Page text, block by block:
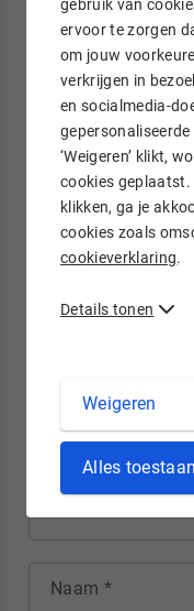
gebruik van
ervoor te zorgen
om jouw
verkrijgen in
en socialmedia-
‘Weigeren’ klikt,
cookies geplaatst.
klikken, ga je
cookies zoals
cookieverklaring.
Details tonen
Weigeren
Alles toestaan
d
I
n
o
o
k
Reacties
Praat mee over dit
Naam